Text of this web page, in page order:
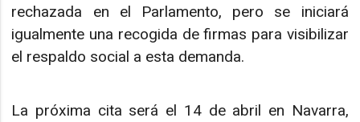
rechazada en el Parlamento, pero se iniciará
igualmente una recogida de firmas para visibilizar
el respaldo social a esta demanda.
La próxima cita será el 14 de abril en Navarra,